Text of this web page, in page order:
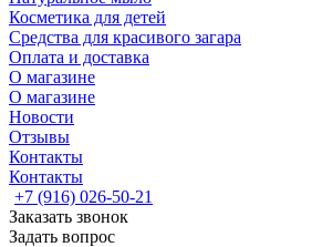
Косметика для детей
Средства для красивого загара
Оплата и доставка
О магазине
О магазине
Новости
Отзывы
Контакты
Контакты
+7 (916) 026-50-21
Заказать звонок
Задать вопрос